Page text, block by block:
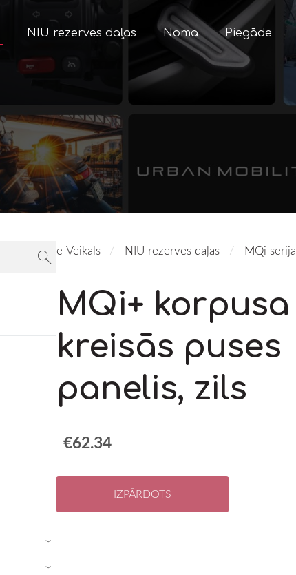
NIU rezerves daļas Noma Piegāde
›
›
e-Veikals NIU rezerves daļas MQi sērija
MQi+ korpusa
kreisās puses
panelis, zils
€62.34
IZPĀRDOTS